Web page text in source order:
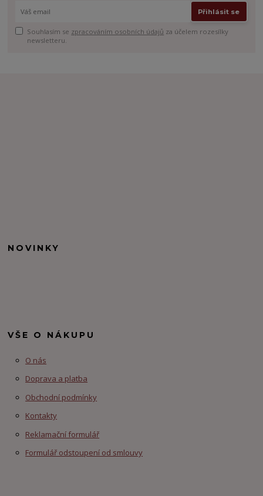
Přihlásit se
Souhlasím se zpracováním osobních údajů za účelem rozesílky
newsletteru.
NOVINKY
VŠE O NÁKUPU
O nás
Doprava a platba
Obchodní podmínky
Kontakty
Reklamační formulář
Formulář odstoupení od smlouvy